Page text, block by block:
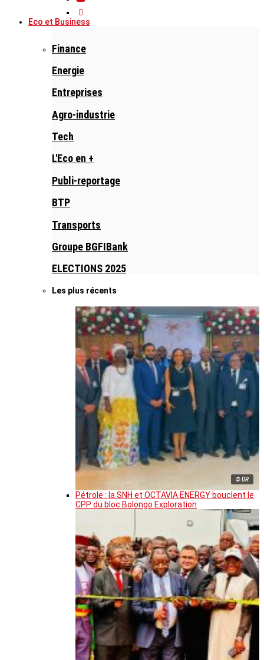
Eco et Business
Finance
Energie
Entreprises
Agro-industrie
Tech
L'Eco en +
Publi-reportage
BTP
Transports
Groupe BGFIBank
ELECTIONS 2025
Les plus récents
© DR
Pétrole : la SNH et OCTAVIA ENERGY bouclent le
CPP du bloc Bolongo Exploration